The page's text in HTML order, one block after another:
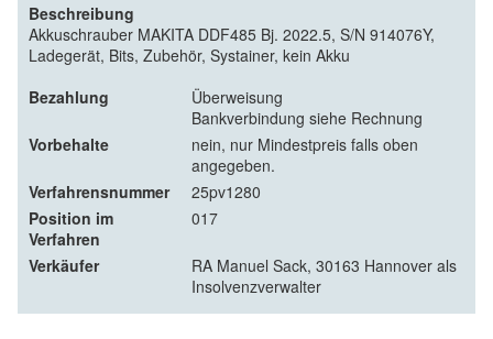
Beschreibung
Akkuschrauber MAKITA DDF485 Bj. 2022.5, S/N 914076Y,
Ladegerät, Bits, Zubehör, Systainer, kein Akku
Bezahlung
Überweisung
Bankverbindung siehe Rechnung
Vorbehalte
nein, nur Mindestpreis falls oben
angegeben.
Verfahrensnummer
25pv1280
Position im
Verfahren
017
Verkäufer
RA Manuel Sack, 30163 Hannover als
Insolvenzverwalter